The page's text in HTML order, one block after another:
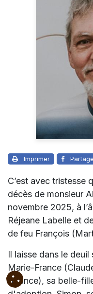
Imprimer
C’est avec tristesse
décès de monsieur
novembre 2025, à
Réjeane Labelle et
de feu François
Il laisse dans le
Marie-France
(France), sa belle-